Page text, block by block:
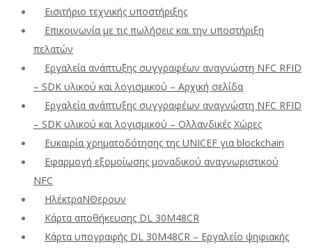
Εισιτήριο τεχνικής υποστήριξης
Επικοινωνία με τις πωλήσεις και την υποστήριξη
πελατών
Εργαλεία ανάπτυξης συγγραφέων αναγνώστη NFC RFID
– SDK υλικού και λογισμικού – Αρχική σελίδα
Εργαλεία ανάπτυξης συγγραφέων αναγνώστη NFC RFID
– SDK υλικού και λογισμικού – Ολλανδικές Χώρες
Ευκαιρία χρηματοδότησης της UNICEF για blockchain
Εφαρμογή εξομοίωσης μοναδικού αναγνωριστικού
NFC
ΗλέκτραΝΘερουν
Κάρτα αποθήκευσης DL 30M48CR
Κάρτα υπογραφής DL 30M48CR – Εργαλείο ψηφιακής